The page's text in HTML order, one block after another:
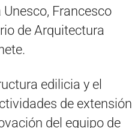
Francesco
de Arquitectura
edilicia y el
de extensión
del equipo de